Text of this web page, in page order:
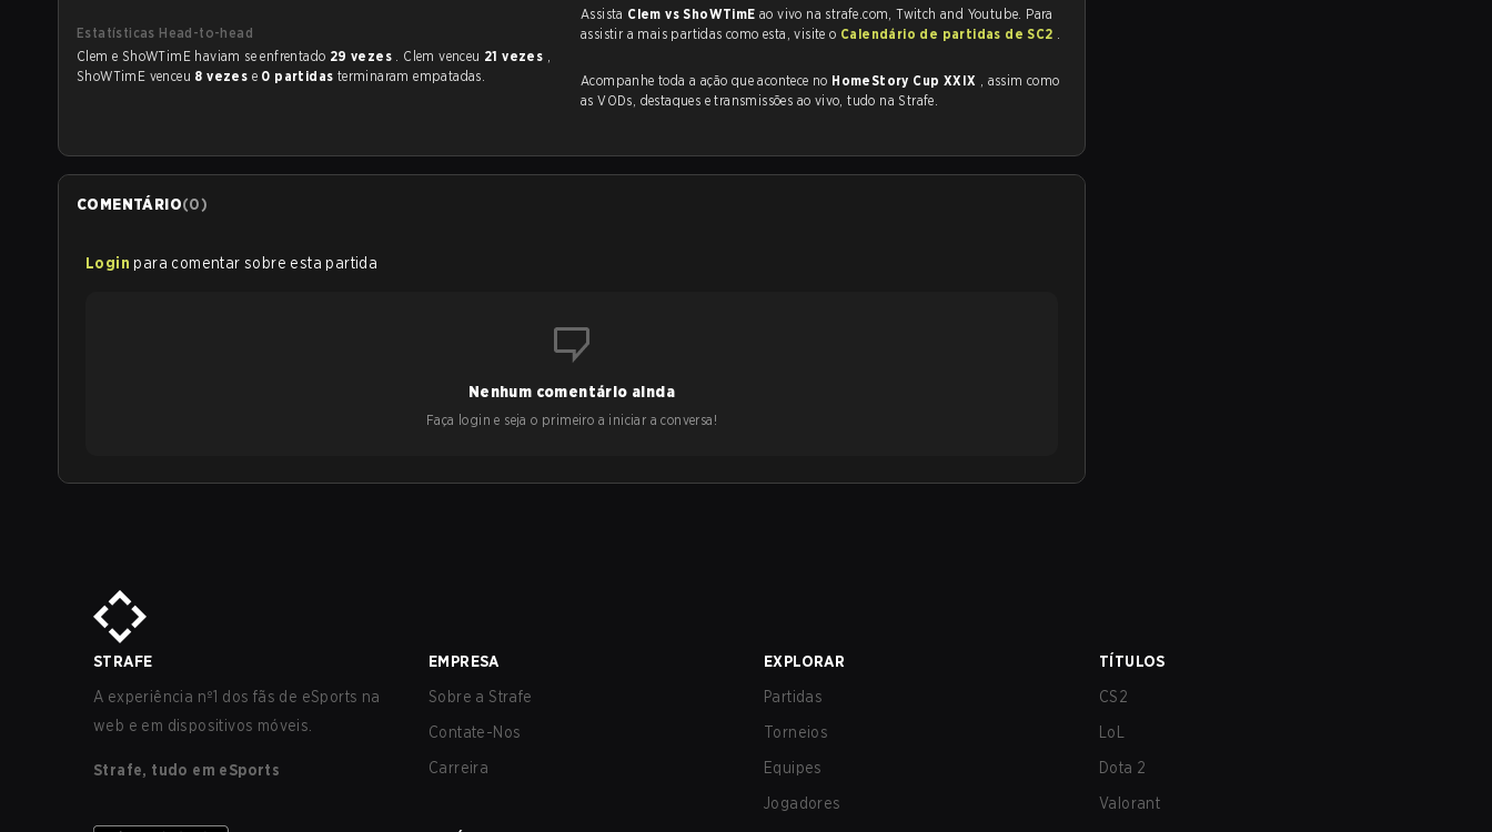
Estatísticas Head-to-head
Clem e ShoWTimE haviam se enfrentado 29 vezes . Clem venceu 21 vezes ,
ShoWTimE venceu 8 vezes e 0 partidas terminaram empatadas.
Assista Clem vs ShoWTimE ao vivo na strafe.com, Twitch and Youtube. Para
assistir a mais partidas como esta, visite o Calendário de partidas de SC2 .
Acompanhe toda a ação que acontece no HomeStory Cup XXIX , assim como
as VODs, destaques e transmissões ao vivo, tudo na Strafe.
COMENTÁRIO(0)
Login para comentar sobre esta partida
Nenhum comentário ainda
Faça login e seja o primeiro a iniciar a conversa!
STRAFE
A experiência nº1 dos fãs de eSports na
web e em dispositivos móveis.
Strafe, tudo em eSports
EMPRESA
Sobre a Strafe
Contate-Nos
Carreira
EXPLORAR
Partidas
Torneios
Equipes
Jogadores
TÍTULOS
CS2
LoL
Dota 2
Valorant